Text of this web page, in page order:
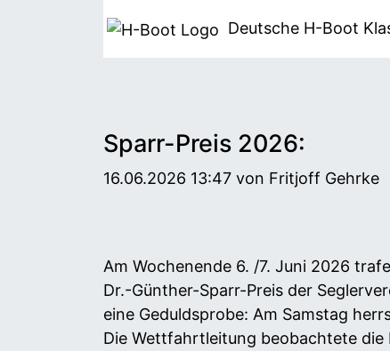
Deutsche H-Boot
Sparr-Preis 2026:
16.06.2026 13:47von Fritjoff Gehrke
Am Wochenende 6. /7. Juni 2026
Dr.-Günther-Sparr-Preis der
eine Geduldsprobe: Am Samstag
Die Wettfahrtleitung beobachtete die